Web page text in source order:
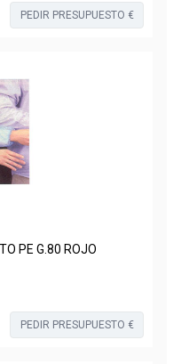
PEDIR PRESUPUESTO €
PE G.80 ROJO
PEDIR PRESUPUESTO €